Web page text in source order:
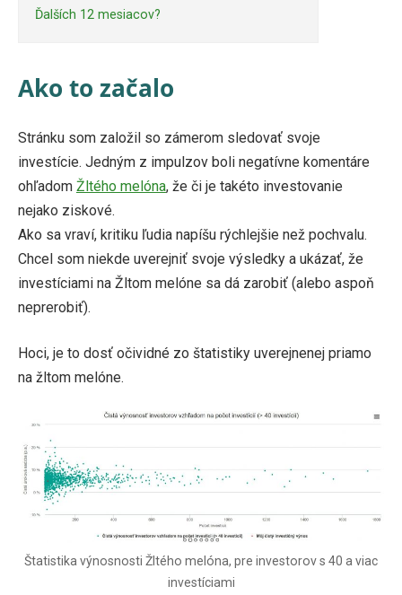
Ďalších 12 mesiacov?
Ako to začalo
Stránku som založil so zámerom sledovať svoje
investície. Jedným z impulzov boli negatívne komentáre
ohľadom Žltého melóna, že či je takéto investovanie
nejako ziskové.
Ako sa vraví, kritiku ľudia napíšu rýchlejšie než pochvalu.
Chcel som niekde uverejniť svoje výsledky a ukázať, že
investíciami na Žltom melóne sa dá zarobiť (alebo aspoň
neprerobiť).
Hoci, je to dosť očividné zo štatistiky uverejnenej priamo
na žltom melóne.
Štatistika výnosnosti Žltého melóna, pre investorov s 40 a viac
investíciami